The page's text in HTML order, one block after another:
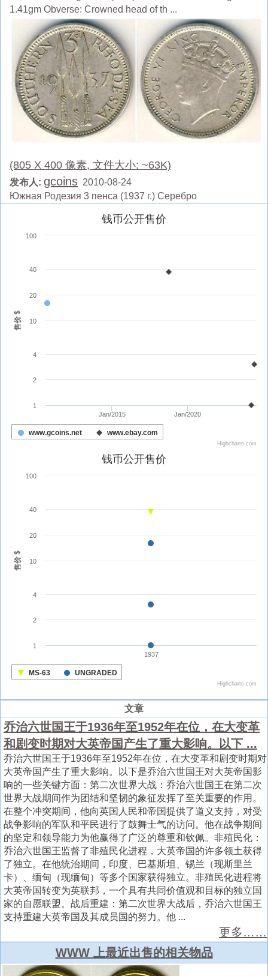
1.41gm Obverse: Crowned head of th ...
(805 X 400 像素, 文件大小: ~63K)
发布人: gcoins 2010-08-24
Южная Родезия 3 пенса (1937 г.) Серебро
文章
乔治六世国王于1936年至1952年在位，在大变革
和剧变时期对大英帝国产生了重大影响。以下 ...
乔治六世国王于1936年至1952年在位，在大变革和剧变时期对
大英帝国产生了重大影响。以下是乔治六世国王对大英帝国影
响的一些关键方面：第二次世界大战：乔治六世国王在第二次
世界大战期间作为团结和坚韧的象征发挥了至关重要的作用。
在整个冲突期间，他向英国人民和帝国提供了道义支持，对受
战争影响的军队和平民进行了鼓舞士气的访问。他在战争期间
的坚定和领导能力为他赢得了广泛的尊重和钦佩。非殖民化：
乔治六世国王监督了非殖民化进程，大英帝国的许多领土获得
了独立。在他统治期间，印度、巴基斯坦、锡兰（现斯里兰
卡）、缅甸（现缅甸）等多个国家获得独立。非殖民化进程将
大英帝国转变为英联邦，一个具有共同价值观和目标的独立国
家的自愿联盟。战后重建：第二次世界大战后，乔治六世国王
支持重建大英帝国及其成员国的努力。他 ...
更多……
WWW 上最近出售的相关物品